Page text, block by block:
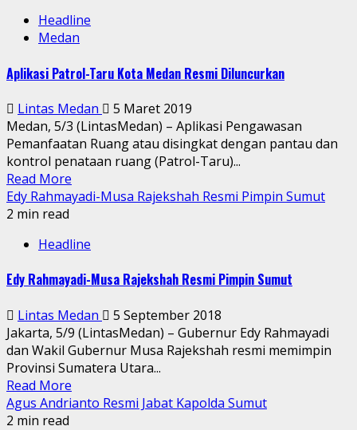
Headline
Medan
Aplikasi Patrol-Taru Kota Medan Resmi Diluncurkan
Lintas Medan
5 Maret 2019
Medan, 5/3 (LintasMedan) – Aplikasi Pengawasan
Pemanfaatan Ruang atau disingkat dengan pantau dan
kontrol penataan ruang (Patrol-Taru)...
Read More
Edy Rahmayadi-Musa Rajekshah Resmi Pimpin Sumut
2 min read
Headline
Edy Rahmayadi-Musa Rajekshah Resmi Pimpin Sumut
Lintas Medan
5 September 2018
Jakarta, 5/9 (LintasMedan) – Gubernur Edy Rahmayadi
dan Wakil Gubernur Musa Rajekshah resmi memimpin
Provinsi Sumatera Utara...
Read More
Agus Andrianto Resmi Jabat Kapolda Sumut
2 min read